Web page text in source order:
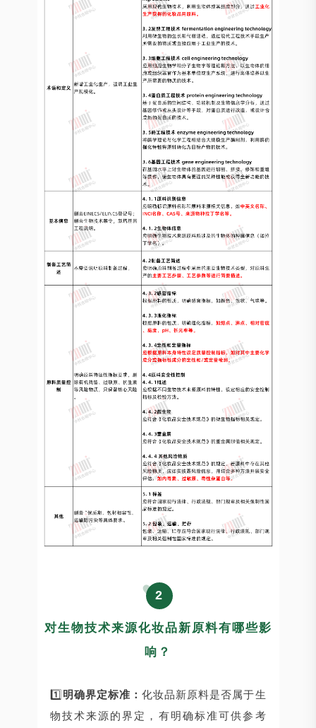
2
对生物技术来源化妆品新原料有哪些影
响？
1️⃣ 明确界定标准： 化妆品新原料是否属于生
物技术来源的界定，有明确标准可供参考